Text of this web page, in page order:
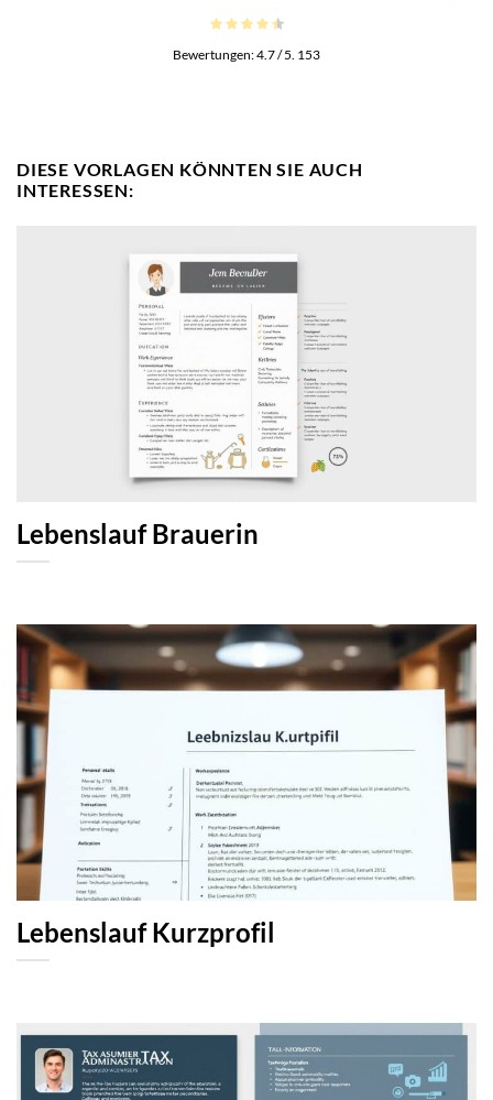
Bewertungen:4.7/ 5. 153
DIESE VORLAGEN KÖNNTEN SIE AUCH
INTERESSEN:
Lebenslauf Brauerin
Lebenslauf Kurzprofil